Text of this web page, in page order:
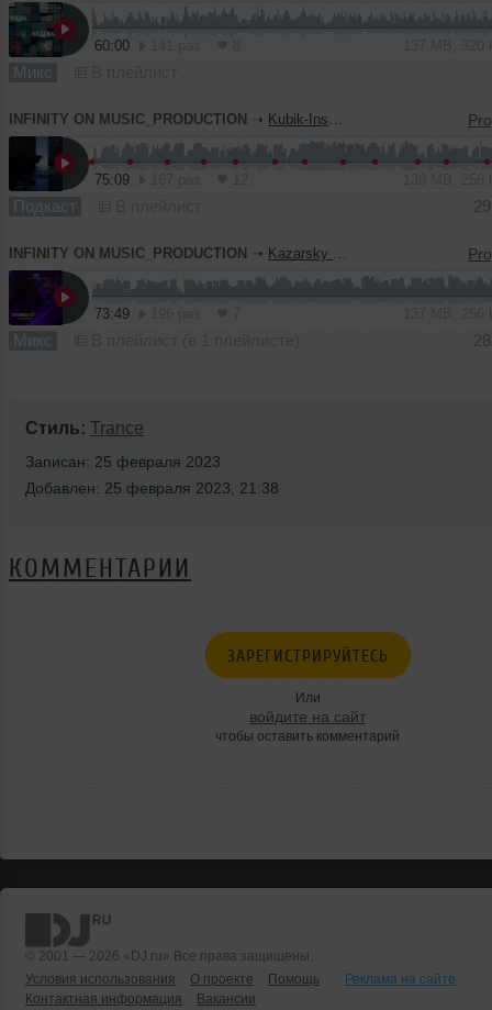
60:00
Микс
INFINITY ON MUSIC_PRODUCTION ➝ Kubik-Inspire Podcast #45 (INFINITY ON MUSIC PODCAST)
75:09
Подкаст
INFINITY ON MUSIC_PRODUCTION ➝ Kazarsky - Shturman 37 (INFINITY ON MUSIC PRODUCTION)
73:49
Микс
Стиль: Trance
Записан: 25 февраля 2023
Добавлен: 25 февраля 2023, 21:38
КОММЕНТАРИИ
ЗАРЕГИСТРИРУЙТЕСЬ
Или
войдите на сайт
чтобы оставить комментарий
© 2001 — 2026 «DJ.ru» Все права защищены.
Условия использования
О проекте Помощь
Реклама на сайте
Контактная информация
Вакансии